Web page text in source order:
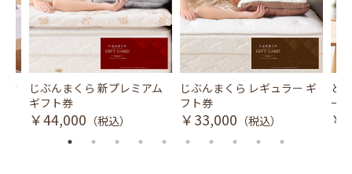
冷
じぶんまくら 新プレミアム
ギフト券
￥44,000 （税込）
じぶんまくら レギュラー ギ
フト券
￥33,000 （税込）
と
ース
￥